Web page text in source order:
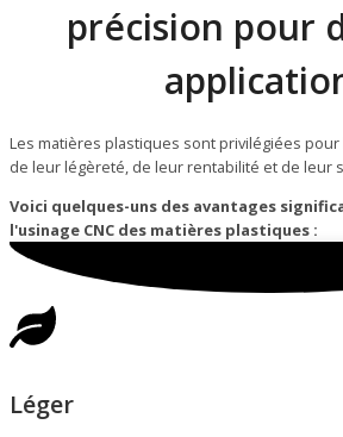
précision pour
Les matières plastiques sont privilégiées pour
de leur légèreté, de leur rentabilité et de leur
Voici quelques-uns des avantages
l'usinage CNC des matières plastiques :
Léger